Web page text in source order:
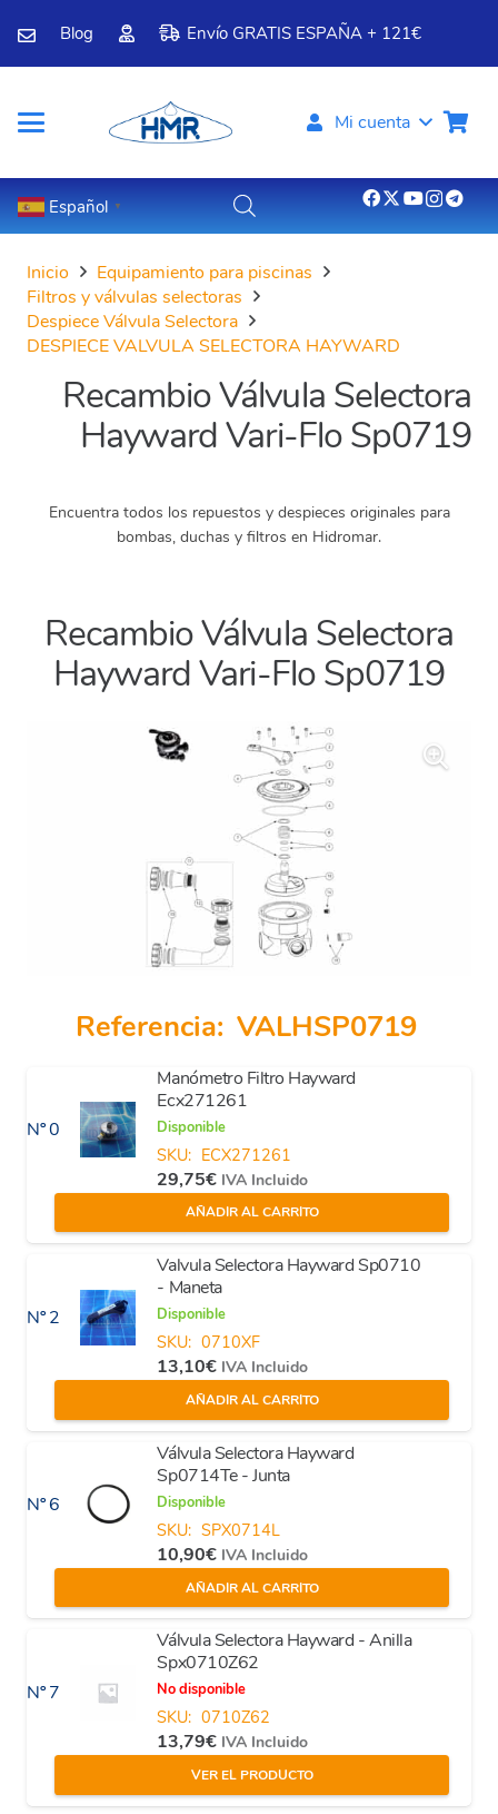
Blog Envío GRATIS ESPAÑA + 121€
Mi cuenta
Español ▼
Inicio
Equipamiento para piscinas
Filtros y válvulas selectoras
Despiece Válvula Selectora
DESPIECE VALVULA SELECTORA HAYWARD
Recambio Válvula Selectora
Hayward Vari-Flo Sp0719
Encuentra todos los repuestos y despieces originales para
bombas, duchas y filtros en Hidromar.
Recambio Válvula Selectora
Hayward Vari-Flo Sp0719
Referencia: VALHSP0719
Nº 0
Manómetro Filtro Hayward
Ecx271261
Disponible
SKU: ECX271261
29,75€ IVA Incluido
AÑADIR AL CARRITO
Nº 2
Valvula Selectora Hayward Sp0710
- Maneta
Disponible
SKU: 0710XF
13,10€ IVA Incluido
AÑADIR AL CARRITO
Nº 6
Válvula Selectora Hayward
Sp0714Te - Junta
Disponible
SKU: SPX0714L
10,90€ IVA Incluido
AÑADIR AL CARRITO
Nº 7
Válvula Selectora Hayward - Anilla
Spx0710Z62
No disponible
SKU: 0710Z62
13,79€ IVA Incluido
VER EL PRODUCTO